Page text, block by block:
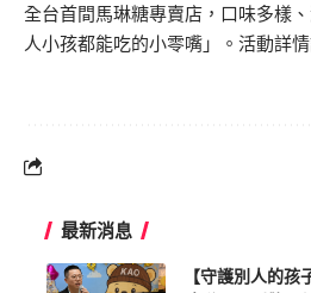
全台首間馬琳糖專賣店，口味多樣
人小孩都能吃的小零嘴」。 活動詳
最新消息
【守護別人的孩